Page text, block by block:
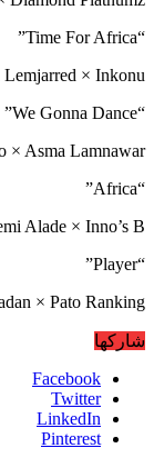
“Time For Africa”
Lemjarred × Inkonu
“We Gonna Dance”
× Asma Lamnawar
“Africa”
Alade × Inno’s B
“Player”
× Pato Ranking
شاركها
Facebook
Twitter
LinkedIn
Pinterest